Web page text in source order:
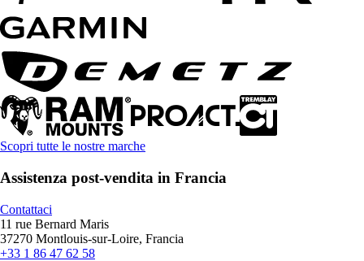
Scopri tutte le nostre marche
Assistenza post-vendita in Francia
Contattaci
11 rue Bernard Maris
37270 Montlouis-sur-Loire, Francia
+33 1 86 47 62 58